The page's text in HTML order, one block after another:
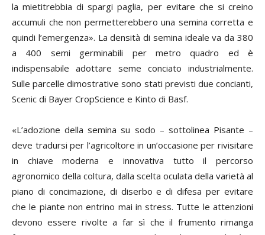
la mietitrebbia di spargi paglia, per evitare che si creino
accumuli che non permetterebbero una semina corretta e
quindi l’emergenza». La densità di semina ideale va da 380
a 400 semi germinabili per metro quadro ed è
indispensabile adottare seme conciato industrialmente.
Sulle parcelle dimostrative sono stati previsti due concianti,
Scenic di Bayer CropScience e Kinto di Basf.
«L’adozione della semina su sodo – sottolinea Pisante –
deve tradursi per l’agricoltore in un’occasione per rivisitare
in chiave moderna e innovativa tutto il percorso
agronomico della coltura, dalla scelta oculata della varietà al
piano di concimazione, di diserbo e di difesa per evitare
che le piante non entrino mai in stress. Tutte le attenzioni
devono essere rivolte a far sì che il frumento rimanga